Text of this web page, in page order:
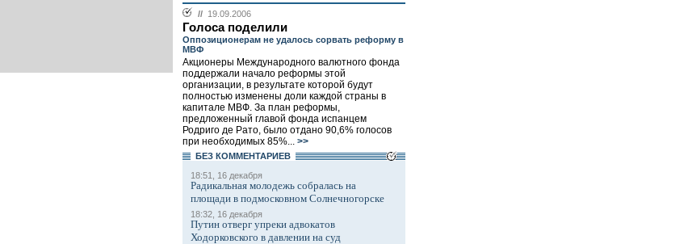
// 19.09.2006
Голоса поделили
Оппозиционерам не удалось сорвать реформу в
МВФ
Акционеры Международного валютного фонда
поддержали начало реформы этой
организации, в результате которой будут
полностью изменены доли каждой страны в
капитале МВФ. За план реформы,
предложенный главой фонда испанцем
Родриго де Рато, было отдано 90,6% голосов
при необходимых 85%... >>
БЕЗ КОМMЕНТАРИЕВ
18:51, 16 декабря
Радикальная молодежь собралась на
площади в подмосковном Солнечногорске
18:32, 16 декабря
Путин отверг упреки адвокатов
Ходорковского в давлении на суд